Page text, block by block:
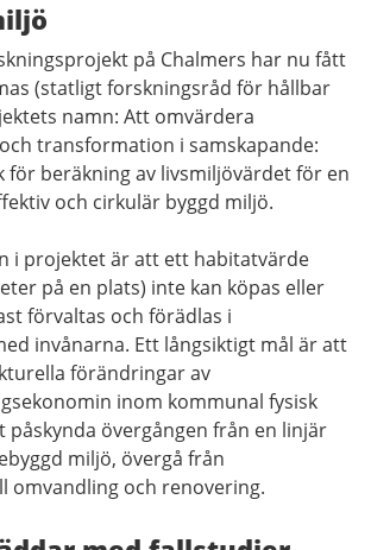
på Chalmers har nu fått
(statligt forskningsråd för hållbar
namn: Att omvärdera
transformation i samskapande:
för beräkning av livsmiljövärdet för en
och cirkulär byggd miljö.
i projektet är att ett habitatvärde
på en plats) inte kan köpas eller
förvaltas och förädlas i
invånarna. Ett långsiktigt mål är att
förändringar av
inom kommunal fysisk
påskynda övergången från en linjär
miljö, övergå från
omvandling och renovering.